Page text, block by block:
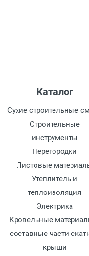
Каталог
Сухие строительные
Строительные
инструменты
Перегородки
Листовые
Утеплитель и
теплоизоляция
Электрика
Кровельные
составные части
крыши